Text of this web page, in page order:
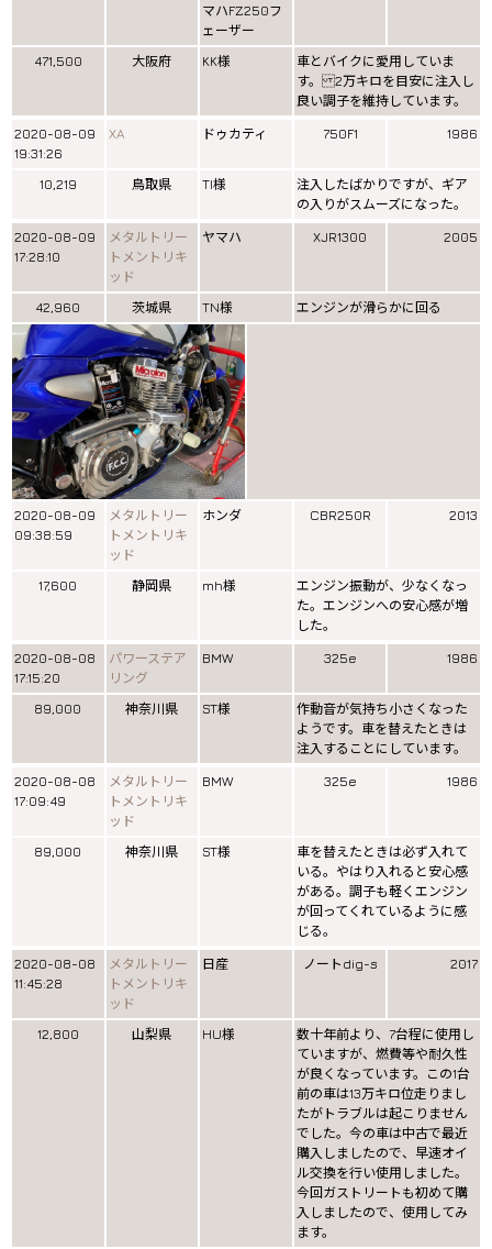
マハFZ250フ
ェーザー
471,500 大阪府 KK様
車とバイクに愛用していま
す。 2万キロを目安に注入し
良い調子を維持しています。
2020-08-09
19:31:26
XA ドゥカティ 750F1 1986
10,219 鳥取県 TI様
注入したばかりですが、ギア
の入りがスムーズになった。
2020-08-09
17:28:10
メタルトリー
トメントリキ
ッド
ヤマハ XJR1300 2005
42,960 茨城県 TN様 エンジンが滑らかに回る
2020-08-09
09:38:59
メタルトリー
トメントリキ
ッド
ホンダ CBR250R 2013
17,600 静岡県 mh様
エンジン振動が、少なくなっ
た。エンジンへの安心感が増
した。
2020-08-08
17:15:20
パワーステア
リング
BMW 325e 1986
89,000 神奈川県 ST様
作動音が気持ち小さくなった
ようです。車を替えたときは
注入することにしています。
2020-08-08
17:09:49
メタルトリー
トメントリキ
ッド
BMW 325e 1986
89,000 神奈川県 ST様
車を替えたときは必ず入れて
いる。やはり入れると安心感
がある。調子も軽くエンジン
が回ってくれているように感
じる。
2020-08-08
11:45:28
メタルトリー
トメントリキ
ッド
日産 ノートdig-s 2017
12,800 山梨県 HU様
数十年前より、7台程に使用し
ていますが、燃費等や耐久性
が良くなっています。この1台
前の車は13万キロ位走りまし
たがトラブルは起こりません
でした。今の車は中古で最近
購入しましたので、早速オイ
ル交換を行い使用しました。
今回ガストリートも初めて購
入しましたので、使用してみ
ます。